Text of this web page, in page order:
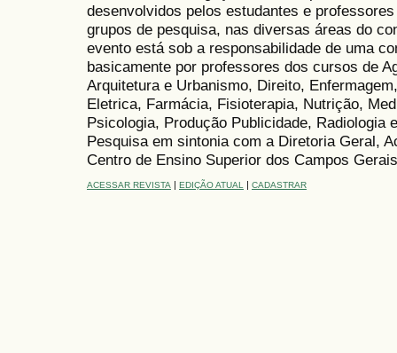
desenvolvidos pelos estudantes e
grupos de pesquisa, nas diversas áreas do
evento está sob a responsabilidade de uma
basicamente por professores dos cursos de
Arquitetura e Urbanismo, Direito,
Eletrica, Farmácia, Fisioterapia, Nutrição,
Psicologia, Produção Publicidade, Radiologia
Pesquisa em sintonia com a Diretoria Geral,
Centro de Ensino Superior dos Campos
ACESSAR REVISTA | EDIÇÃO ATUAL | CADASTRAR